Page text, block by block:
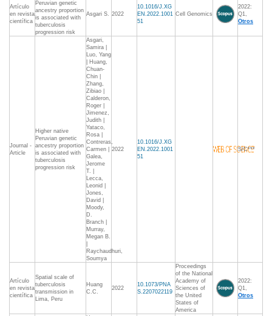
Artículo
en revista
científica
Peruvian genetic
ancestry proportion
is associated with
tuberculosis
progression risk
Asgari S. 2022
10.1016/J.XG
EN.2022.1001
51
Cell Genomics
2022:
Q1,
Otros
Journal -
Article
Higher native
Peruvian genetic
ancestry proportion
is associated with
tuberculosis
progression risk
Asgari,
Samira |
Luo, Yang
| Huang,
Chuan-
Chin |
Zhang,
Zibiao |
Calderon,
Roger |
Jimenez,
Judith |
Yataco,
Rosa |
Contreras,
Carmen |
Galea,
Jerome
T. |
Lecca,
Leonid |
Jones,
David |
Moody,
D.
Branch |
Murray,
Megan B.
Raychaudhuri,
Soumya
2022
10.1016/J.XG
EN.2022.1001
51
S/C***
Artículo
en revista
científica
Spatial scale of
tuberculosis
transmission in
Lima, Peru
Huang
C.C.
2022
10.1073/PNA
S.2207022119
Proceedings
of the National
Academy of
Sciences of
the United
States of
America
2022:
Q1,
Otros